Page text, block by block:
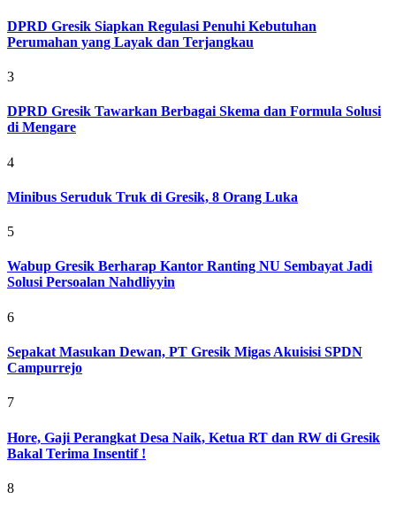
DPRD Gresik Siapkan Regulasi Penuhi Kebutuhan
Perumahan yang Layak dan Terjangkau
3
DPRD Gresik Tawarkan Berbagai Skema dan Formula Solusi
di Mengare
4
Minibus Seruduk Truk di Gresik, 8 Orang Luka
5
Wabup Gresik Berharap Kantor Ranting NU Sembayat Jadi
Solusi Persoalan Nahdliyyin
6
Sepakat Masukan Dewan, PT Gresik Migas Akuisisi SPDN
Campurrejo
7
Hore, Gaji Perangkat Desa Naik, Ketua RT dan RW di Gresik
Bakal Terima Insentif !
8